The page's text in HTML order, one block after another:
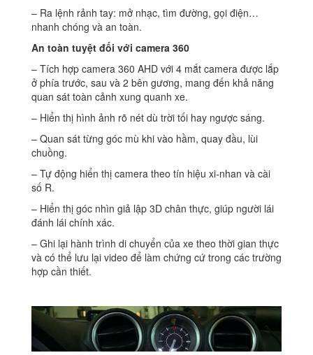
– Ra lệnh rảnh tay: mở nhạc, tìm đường, gọi điện…
nhanh chóng và an toàn.
An toàn tuyệt đối với camera 360
– Tích hợp camera 360 AHD với 4 mắt camera được lắp
ở phía trước, sau và 2 bên gương, mang đến khả năng
quan sát toàn cảnh xung quanh xe.
– Hiển thị hình ảnh rõ nét dù trời tối hay ngược sáng.
– Quan sát từng góc mù khi vào hầm, quay đầu, lùi
chuồng.
– Tự động hiển thị camera theo tín hiệu xi-nhan và cài
số R.
– Hiển thị góc nhìn giả lập 3D chân thực, giúp người lái
đánh lái chính xác.
– Ghi lại hành trình di chuyển của xe theo thời gian thực
và có thể lưu lại video để làm chứng cứ trong các trường
hợp cần thiết.